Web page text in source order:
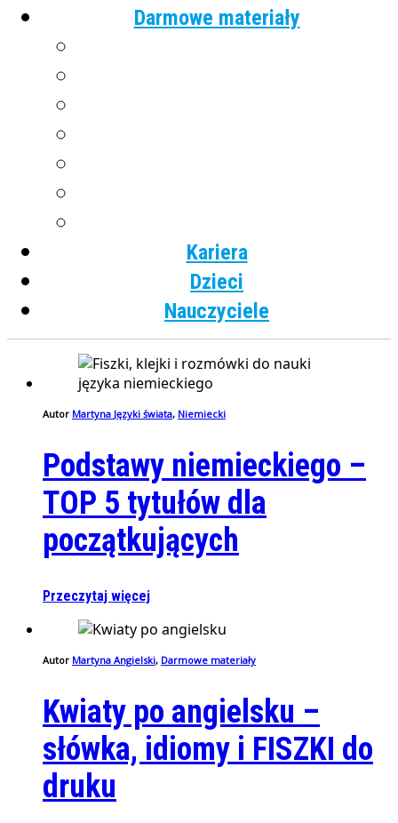
Darmowe materiały
Kariera
Dzieci
Nauczyciele
Autor Martyna Języki świata, Niemiecki
Podstawy niemieckiego –
TOP 5 tytułów dla
początkujących
Przeczytaj więcej
Autor Martyna Angielski, Darmowe materiały
Kwiaty po angielsku –
słówka, idiomy i FISZKI do
druku